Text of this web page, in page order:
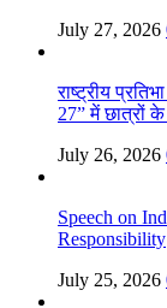
July 27, 2026
राष्ट्रीय
27” में छात्रों
July 26, 2026
Speech on
Responsibility
July 25, 2026